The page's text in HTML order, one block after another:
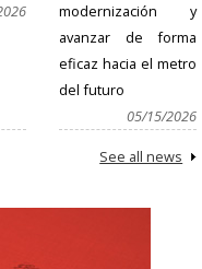
modernización y
avanzar de forma
eficaz hacia el metro
del futuro
05/15/2026
See all news